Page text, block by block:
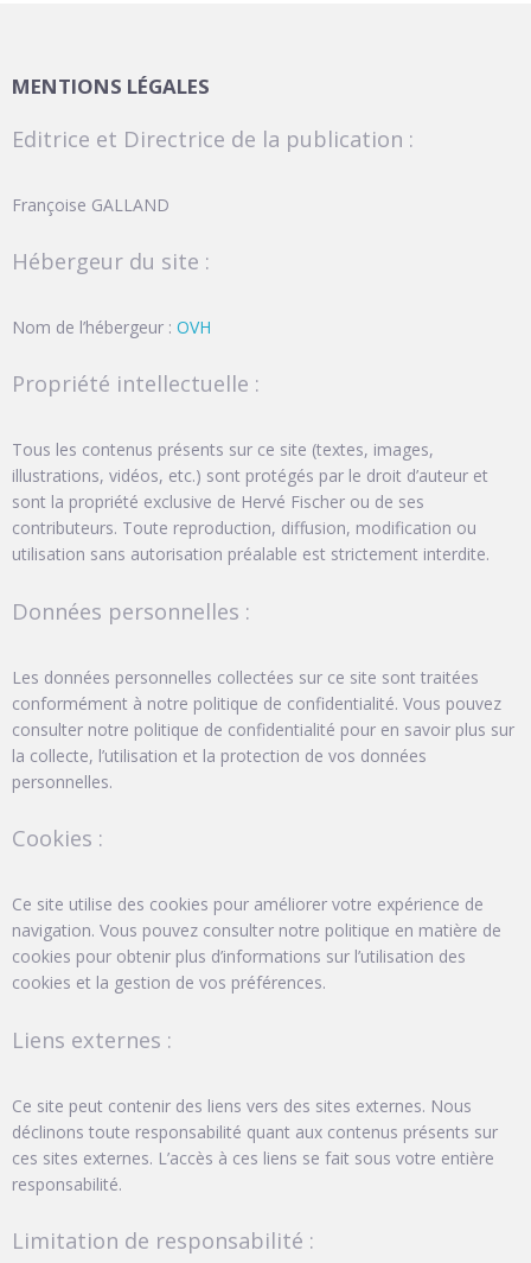
MENTIONS LÉGALES
Editrice et Directrice de la publication :
Françoise GALLAND
Hébergeur du site :
Nom de l’hébergeur : OVH
Propriété intellectuelle :
Tous les contenus présents sur ce site (textes, images,
illustrations, vidéos, etc.) sont protégés par le droit d’auteur et
sont la propriété exclusive de Hervé Fischer ou de ses
contributeurs. Toute reproduction, diffusion, modification ou
utilisation sans autorisation préalable est strictement interdite.
Données personnelles :
Les données personnelles collectées sur ce site sont traitées
conformément à notre politique de confidentialité. Vous pouvez
consulter notre politique de confidentialité pour en savoir plus sur
la collecte, l’utilisation et la protection de vos données
personnelles.
Cookies :
Ce site utilise des cookies pour améliorer votre expérience de
navigation. Vous pouvez consulter notre politique en matière de
cookies pour obtenir plus d’informations sur l’utilisation des
cookies et la gestion de vos préférences.
Liens externes :
Ce site peut contenir des liens vers des sites externes. Nous
déclinons toute responsabilité quant aux contenus présents sur
ces sites externes. L’accès à ces liens se fait sous votre entière
responsabilité.
Limitation de responsabilité :